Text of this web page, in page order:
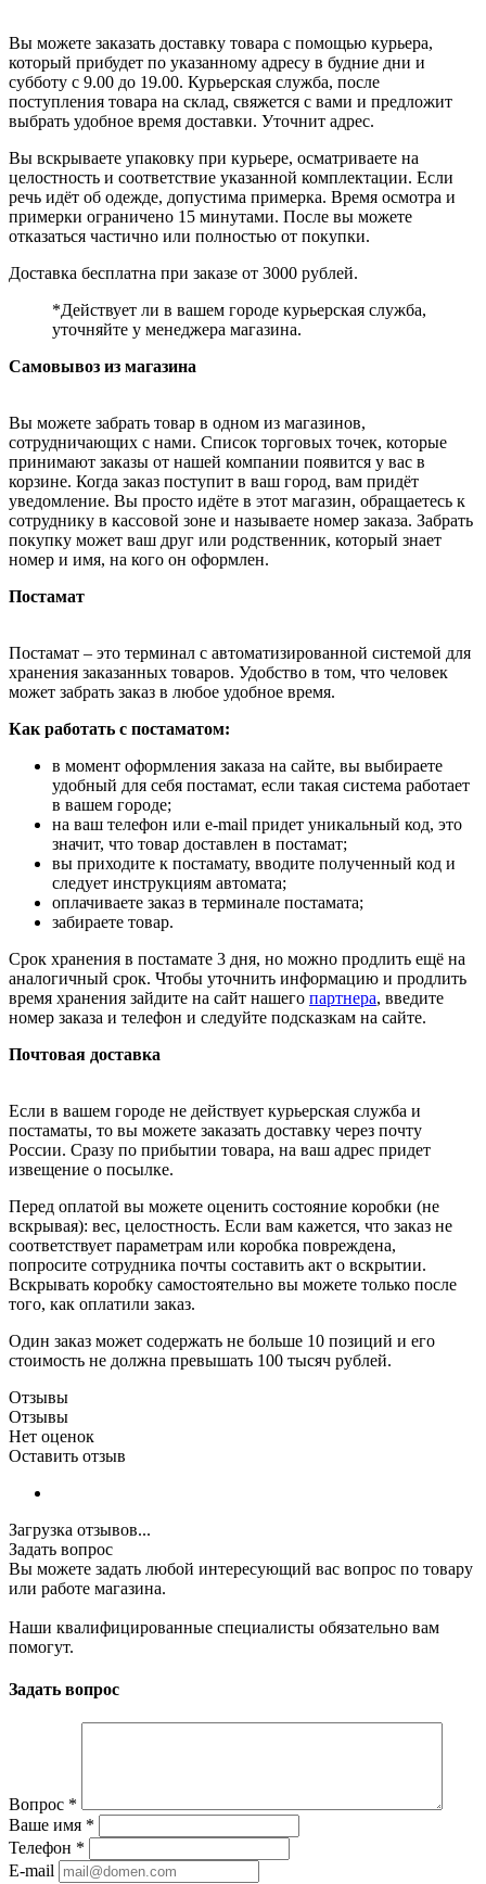
Вы можете заказать доставку товара с помощью курьера,
который прибудет по указанному адресу в будние дни и
субботу с 9.00 до 19.00. Курьерская служба, после
поступления товара на склад, свяжется с вами и предложит
выбрать удобное время доставки. Уточнит адрес.
Вы вскрываете упаковку при курьере, осматриваете на
целостность и соответствие указанной комплектации. Если
речь идёт об одежде, допустима примерка. Время осмотра и
примерки ограничено 15 минутами. После вы можете
отказаться частично или полностью от покупки.
Доставка бесплатна при заказе от 3000 рублей.
*Действует ли в вашем городе курьерская служба,
уточняйте у менеджера магазина.
Самовывоз из магазина
Вы можете забрать товар в одном из магазинов,
сотрудничающих с нами. Список торговых точек, которые
принимают заказы от нашей компании появится у вас в
корзине. Когда заказ поступит в ваш город, вам придёт
уведомление. Вы просто идёте в этот магазин, обращаетесь к
сотруднику в кассовой зоне и называете номер заказа. Забрать
покупку может ваш друг или родственник, который знает
номер и имя, на кого он оформлен.
Постамат
Постамат – это терминал с автоматизированной системой для
хранения заказанных товаров. Удобство в том, что человек
может забрать заказ в любое удобное время.
Как работать с постаматом:
в момент оформления заказа на сайте, вы выбираете
удобный для себя постамат, если такая система работает
в вашем городе;
на ваш телефон или e-mail придет уникальный код, это
значит, что товар доставлен в постамат;
вы приходите к постамату, вводите полученный код и
следует инструкциям автомата;
оплачиваете заказ в терминале постамата;
забираете товар.
Срок хранения в постамате 3 дня, но можно продлить ещё на
аналогичный срок. Чтобы уточнить информацию и продлить
время хранения зайдите на сайт нашего партнера, введите
номер заказа и телефон и следуйте подсказкам на сайте.
Почтовая доставка
Если в вашем городе не действует курьерская служба и
постаматы, то вы можете заказать доставку через почту
России. Сразу по прибытии товара, на ваш адрес придет
извещение о посылке.
Перед оплатой вы можете оценить состояние коробки (не
вскрывая): вес, целостность. Если вам кажется, что заказ не
соответствует параметрам или коробка повреждена,
попросите сотрудника почты составить акт о вскрытии.
Вскрывать коробку самостоятельно вы можете только после
того, как оплатили заказ.
Один заказ может содержать не больше 10 позиций и его
стоимость не должна превышать 100 тысяч рублей.
Отзывы
Отзывы
Нет оценок
Оставить отзыв
Загрузка отзывов...
Задать вопрос
Вы можете задать любой интересующий вас вопрос по товару
или работе магазина.
Наши квалифицированные специалисты обязательно вам
помогут.
Задать вопрос
Вопрос *
Ваше имя *
Телефон *
E-mail